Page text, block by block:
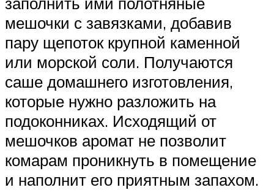
мешочки с завязками, добавив
пару щепоток крупной каменной
или морской соли. Получаются
саше домашнего изготовления,
которые нужно разложить на
подоконниках. Исходящий от
мешочков аромат не позволит
комарам проникнуть в помещение
и наполнит его приятным запахом.